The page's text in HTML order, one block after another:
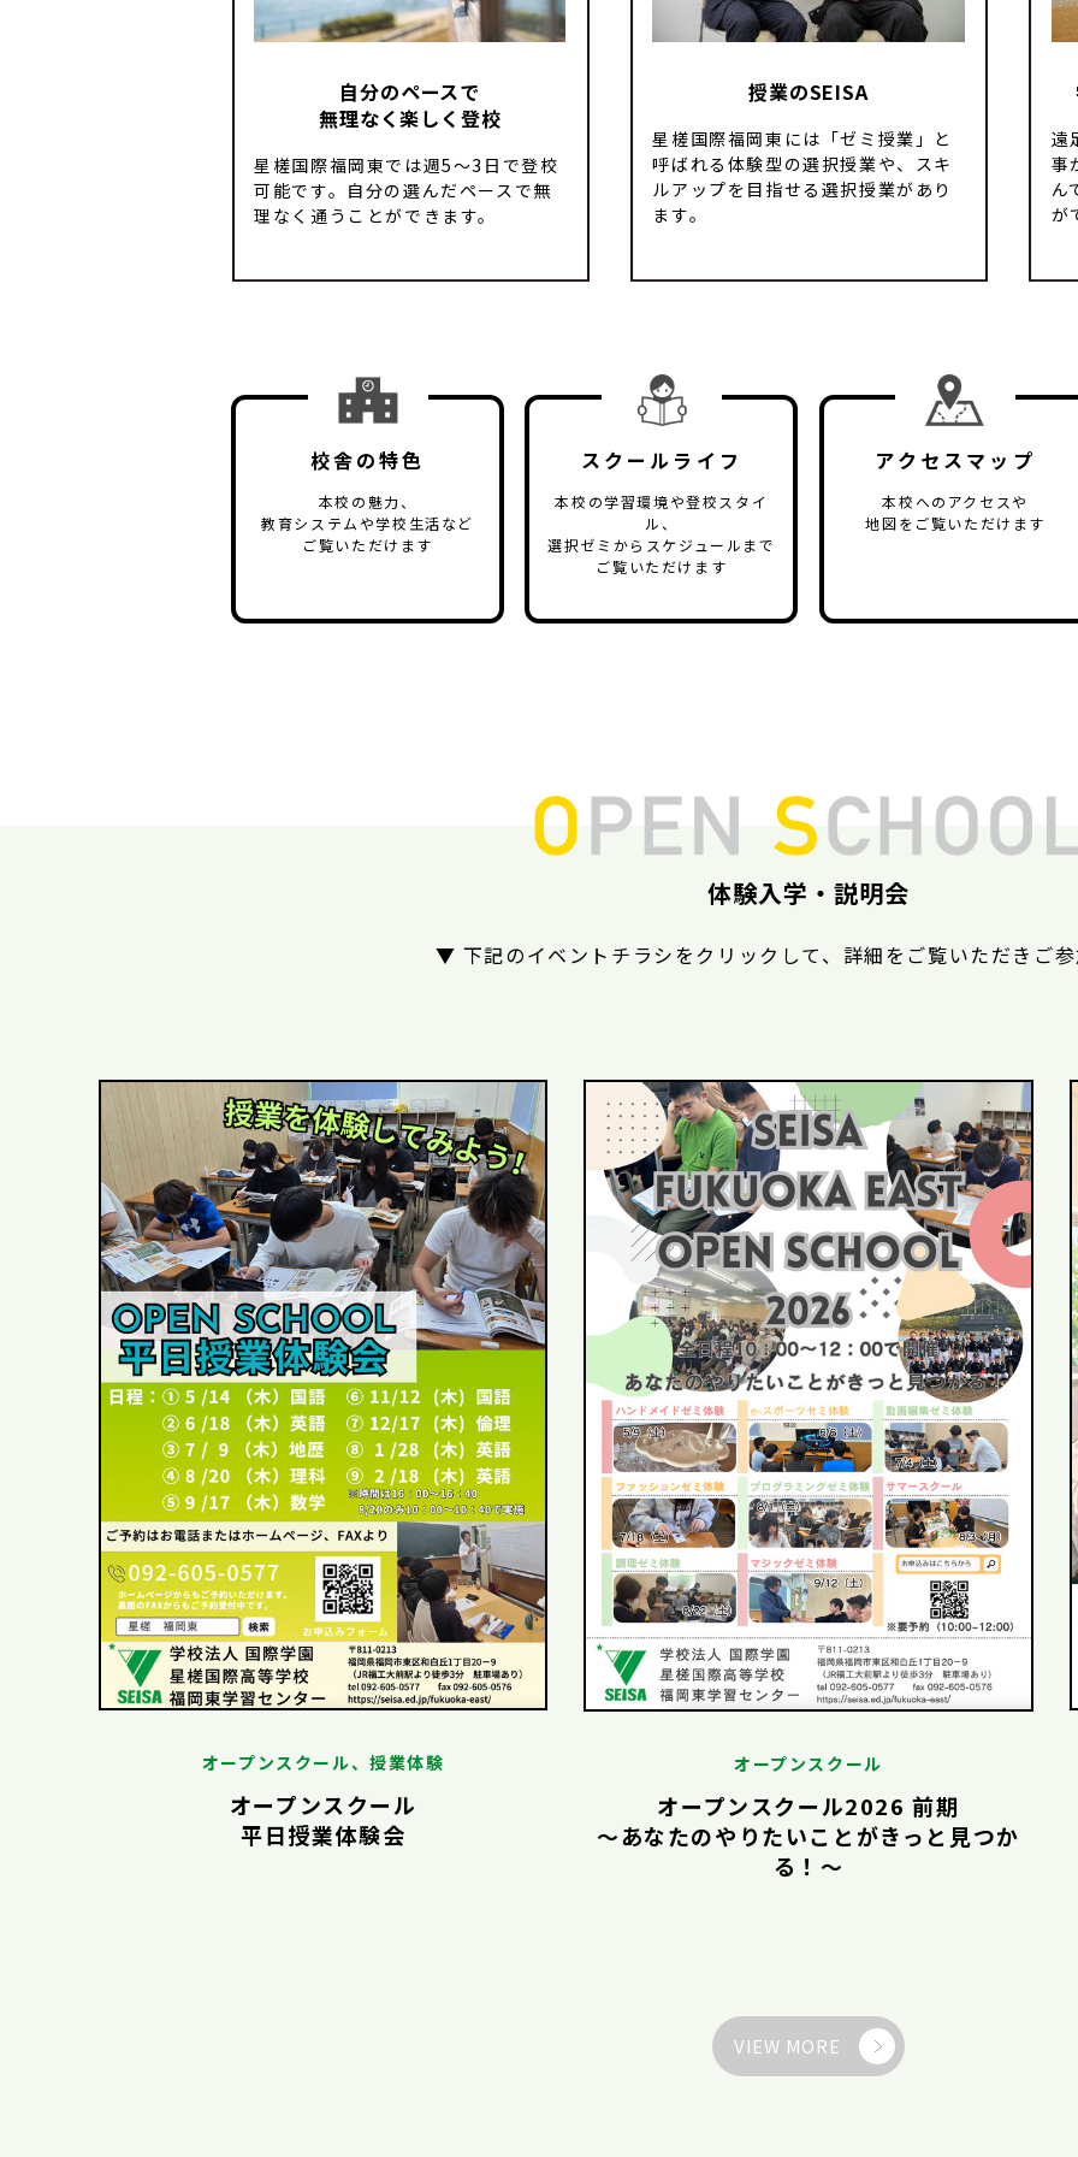
⾃分のペースで
無理なく楽しく登校
星槎国際福岡東では週5〜3⽇で登校
可能です。⾃分の選んだペースで無
理なく通うことができます。
授業のSEISA
星槎国際福岡東には「ゼミ授業」と
呼ばれる体験型の選択授業や、スキ
ルアップを⽬指せる選択授業があり
ます。
遠
事
ん
が
校舎の特色
本校の魅⼒、
教育システムや学校⽣活など
ご覧いただけます
スクールライフ
本校の学習環境や登校スタイ
ル、
選択ゼミからスケジュールまで
ご覧いただけます
アクセスマップ
本校へのアクセスや
地図をご覧いただけます
体験入学・説明会
▼ 下記のイベントチラシをクリックして、詳細をご覧いただきご
オープンスクール、授業体験
オープンスクール
平日授業体験会
オープンスクール
オープンスクール2026 前期
〜あなたのやりたいことがきっと見つか
る！〜
VIEW MORE